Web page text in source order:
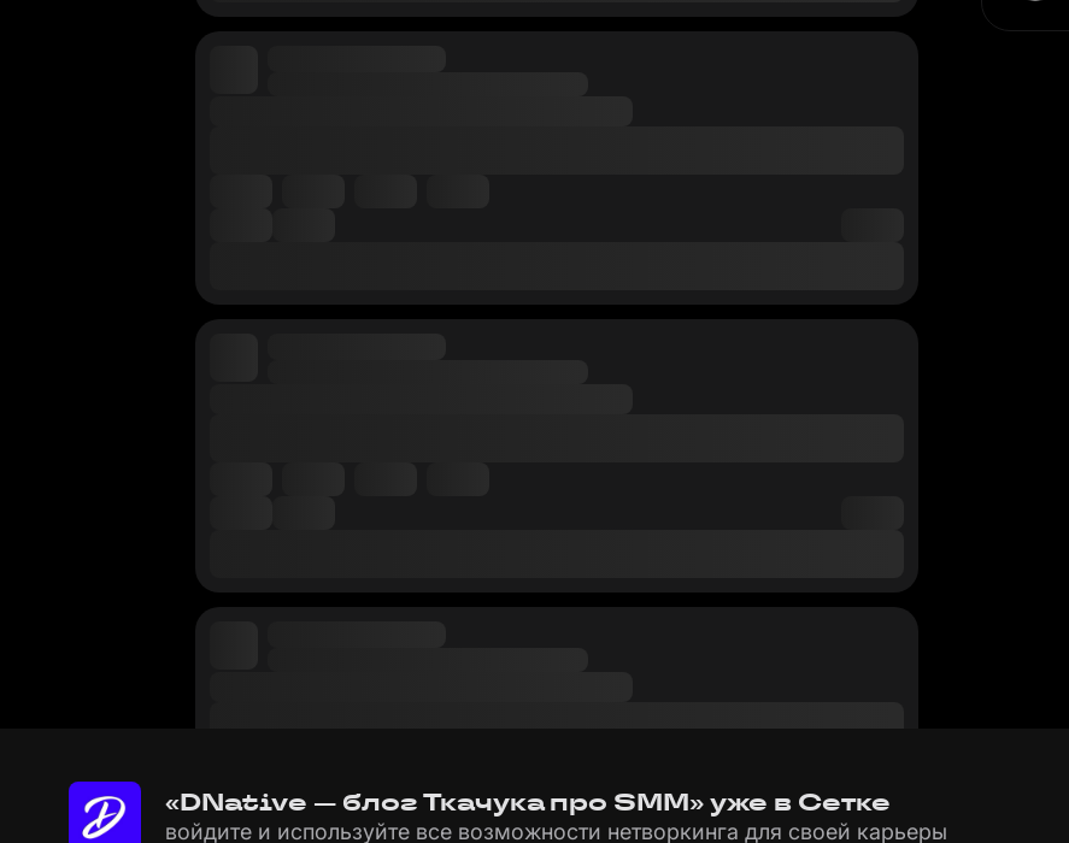
«DNative — блог Ткачука про SMM» уже в Сетке
войдите и используйте все возможности нетворкинга для своей карьеры